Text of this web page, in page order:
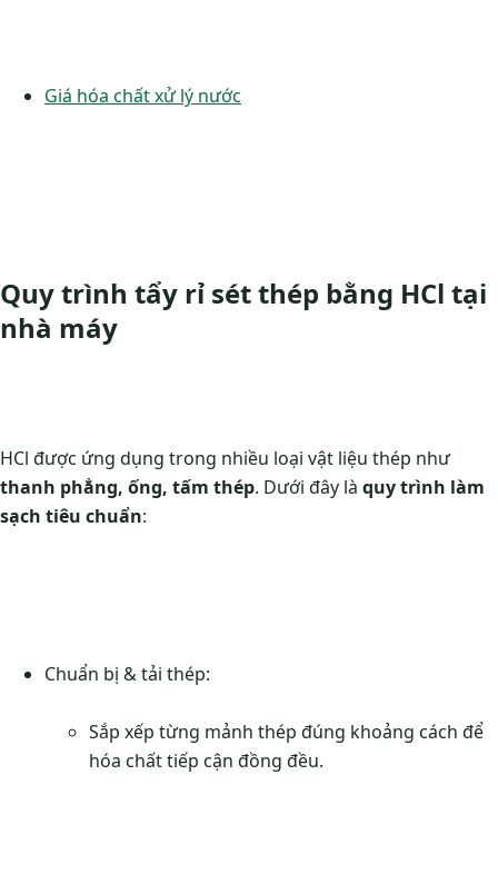
Giá hóa chất xử lý nước
Quy trình tẩy rỉ sét thép bằng HCl tại
nhà máy
HCl được ứng dụng trong nhiều loại vật liệu thép như
thanh phẳng, ống, tấm thép. Dưới đây là quy trình làm
sạch tiêu chuẩn:
Chuẩn bị & tải thép:
Sắp xếp từng mảnh thép đúng khoảng cách để
hóa chất tiếp cận đồng đều.